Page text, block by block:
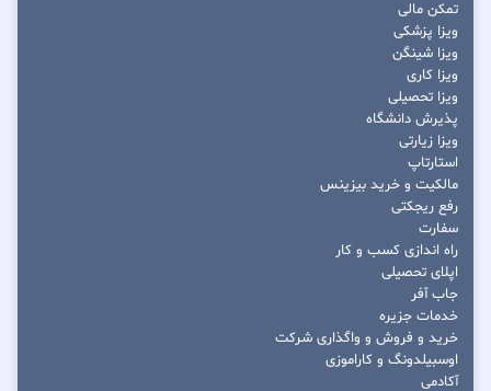
تمکن مالی
ویزا پزشکی
ویزا شینگن
ویزا کاری
ویزا تحصیلی
پذیرش دانشگاه
ویزا زیارتی
استارتاپ
مالکیت و خرید بیزینس
رفع ریجکتی
سفارت
راه اندازی کسب و کار
اپلای تحصیلی
جاب آفر
خدمات جزیره
خرید و فروش و واگذاری شرکت
اوسبیلدونگ و کاراموزی
آکادمی